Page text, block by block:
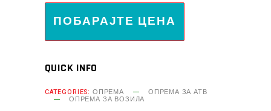
ПОБАРАЈТЕ ЦЕНА
QUICK INFO
CATEGORIES: ОПРЕМА ОПРЕМА ЗА АТВ
ОПРЕМА ЗА ВОЗИЛА